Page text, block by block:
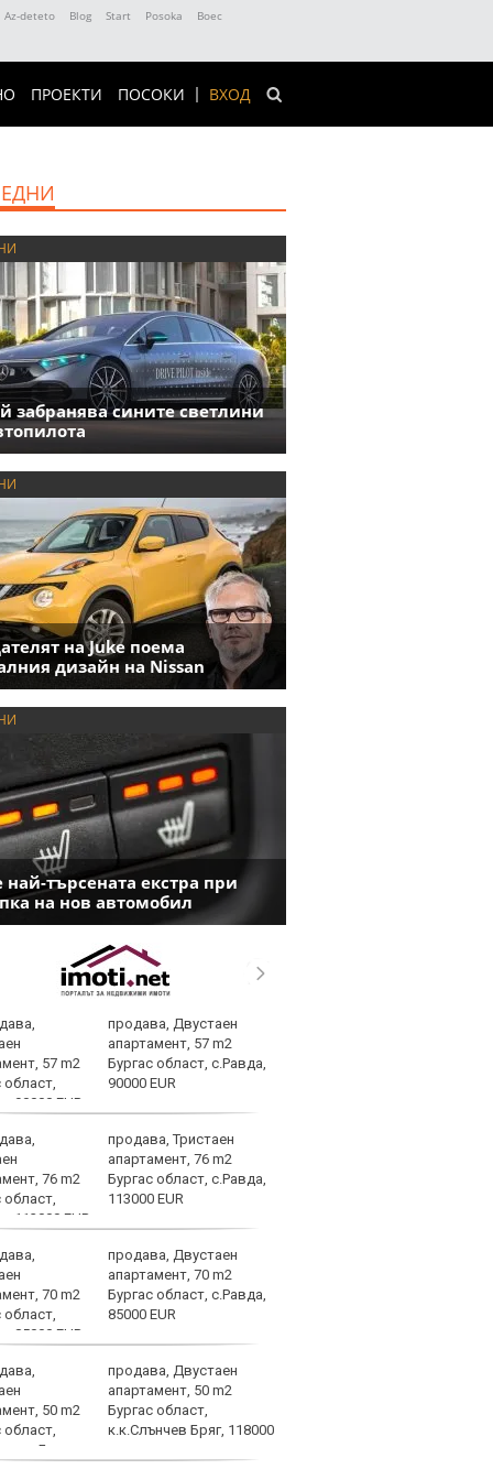
Az-deteto Blog Start Posoka
Boec
ВХОД
ПРОЕКТИ ПОСОКИ
забранява сините светлини
на Juke поема
дизайн на Nissan
най-търсената екстра при
на нов автомобил
продава, Двустаен
апартамент, 57 m2
Бургас област, с.Равда,
90000 EUR
продава, Тристаен
апартамент, 76 m2
Бургас област, с.Равда,
113000 EUR
продава, Двустаен
апартамент, 70 m2
Бургас област, с.Равда,
85000 EUR
продава, Двустаен
апартамент, 50 m2
Бургас област,
к.к.Слънчев Бряг, 118000